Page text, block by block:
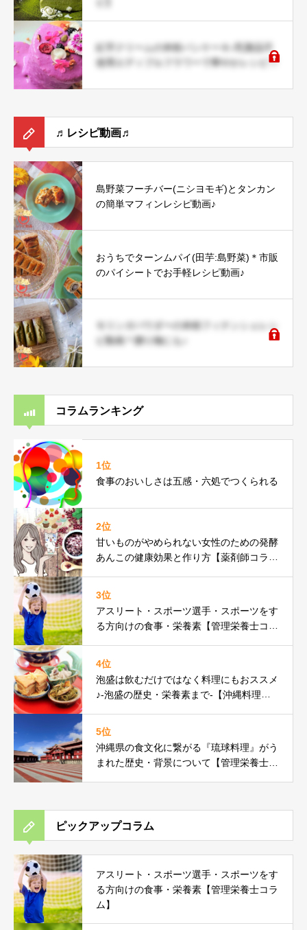
紅芋クリームの米粉パンケーキ♪乳製品不
使用エディブルフラワーで華やかレシピ♡
♬レシピ動画♬
島野菜フーチバー(ニシヨモギ)とタンカン
の簡単マフィンレシピ動画♪
おうちでターンムパイ(田芋:島野菜)＊市販
のパイシートでお手軽レシピ動画♪
モリンガパウダーの米粉フィナンシェレシ
ピ動画＊贈り物にも♪
コラムランキング
1位
食事のおいしさは五感・六処でつくられる
2位
甘いものがやめられない女性のための発酵
あんこの健康効果と作り方【薬剤師コラ
3位
アスリート・スポーツ選手・スポーツをす
る方向けの食事・栄養素【管理栄養士コラ
4位
泡盛は飲むだけではなく料理にもおススメ
♪-泡盛の歴史・栄養素まで-【沖縄料理研
5位
沖縄県の食文化に繋がる『琉球料理』がう
まれた歴史・背景について【管理栄養士コ
ピックアップコラム
アスリート・スポーツ選手・スポーツをす
る方向けの食事・栄養素【管理栄養士コラ
ム】